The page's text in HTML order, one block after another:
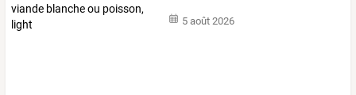
5 août 2026